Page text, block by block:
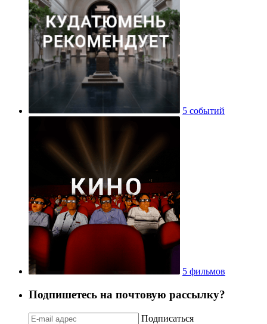
5 событий
5 фильмов
Подпишетесь на почтовую рассылку?
Подписаться